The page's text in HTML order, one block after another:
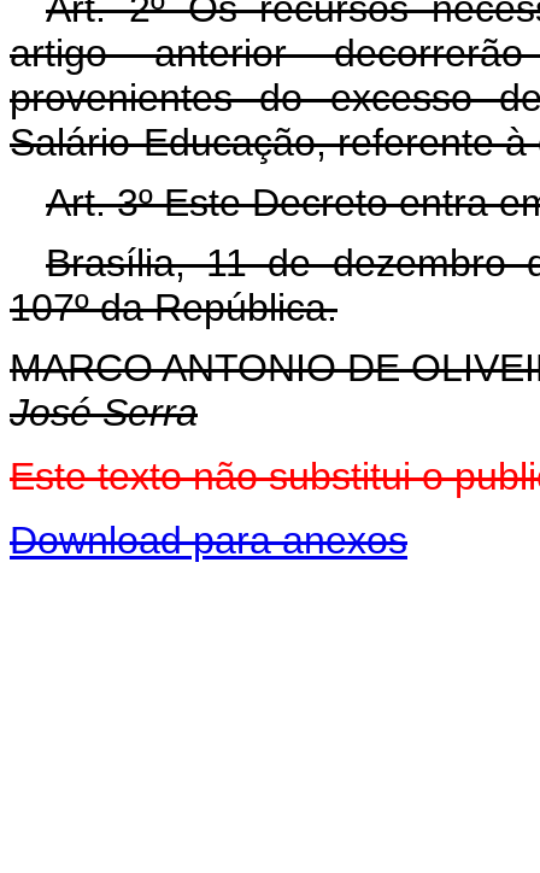
artigo anterior
provenientes do excesso
Salário-Educação, referente
Art. 3º Este Decreto entra
Brasília, 11 de dezembro
107º da República.
MARCO ANTONIO DE
José Serra
Este texto não substitui o
Download para anexos